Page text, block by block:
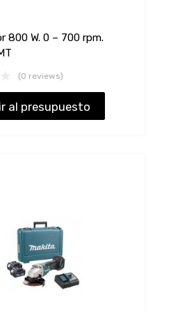
800 W. 0 – 700 rpm.
(0 reviews)
al presupuesto